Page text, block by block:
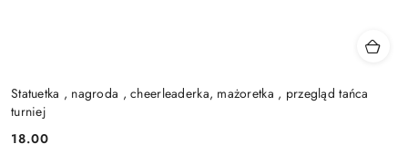
Statuetka , nagroda , cheerleaderka, mażoretka , przegląd tańca
turniej
18.00